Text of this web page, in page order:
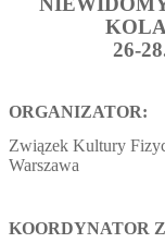
26-
ORGANIZATOR:
Związek Kultury
Warszawa
KOORDYNATOR